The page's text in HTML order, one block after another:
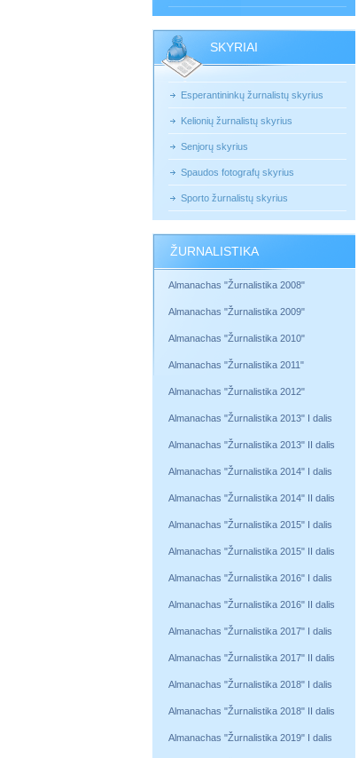
SKYRIAI
Esperantininkų žurnalistų skyrius
Kelionių žurnalistų skyrius
Senjorų skyrius
Spaudos fotografų skyrius
Sporto žurnalistų skyrius
ŽURNALISTIKA
Almanachas "Žurnalistika 2008"
Almanachas "Žurnalistika 2009"
Almanachas "Žurnalistika 2010"
Almanachas "Žurnalistika 2011"
Almanachas "Žurnalistika 2012"
Almanachas "Žurnalistika 2013" I dalis
Almanachas "Žurnalistika 2013" II dalis
Almanachas "Žurnalistika 2014" I dalis
Almanachas "Žurnalistika 2014" II dalis
Almanachas "Žurnalistika 2015" I dalis
Almanachas "Žurnalistika 2015" II dalis
Almanachas "Žurnalistika 2016" I dalis
Almanachas "Žurnalistika 2016" II dalis
Almanachas "Žurnalistika 2017" I dalis
Almanachas "Žurnalistika 2017" II dalis
Almanachas "Žurnalistika 2018" I dalis
Almanachas "Žurnalistika 2018" II dalis
Almanachas "Žurnalistika 2019" I dalis